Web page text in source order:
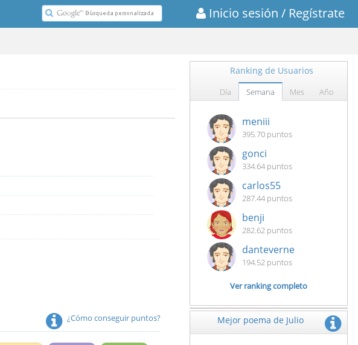
Inicio sesión / Regístrate
¿Cómo conseguir puntos?
Ranking de Usuarios
Día Semana Mes Año
meniii
395.70 puntos
gonci
334.64 puntos
carlos55
287.44 puntos
benji
282.62 puntos
danteverne
194.52 puntos
Ver ranking completo
Mejor poema de Julio